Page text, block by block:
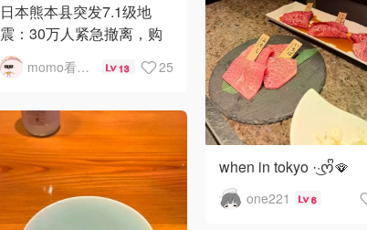
日本熊本县突发7.1级地
震：30万人紧急撤离，购
物中心坍塌爆炸
momo看世界版 13 25
when in tokyo ·͜·ᰔᩚ🪭
one221 6